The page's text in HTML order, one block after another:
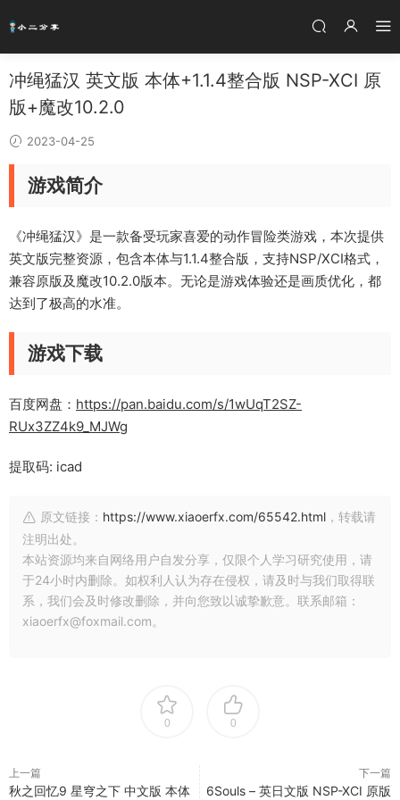
冲绳猛汉 英文版 本体+1.1.4整合版 NSP-XCI 原
版+魔改10.2.0
2023-04-25
游戏简介
《冲绳猛汉》是一款备受玩家喜爱的动作冒险类游戏，本次提供
英文版完整资源，包含本体与1.1.4整合版，支持NSP/XCI格式，
兼容原版及魔改10.2.0版本。无论是游戏体验还是画质优化，都
达到了极高的水准。
游戏下载
百度网盘： https://pan.baidu.com/s/1wUqT2SZ-
RUx3ZZ4k9_MJWg
提取码: icad
原文链接： https://www.xiaoerfx.com/65542.html ，转载请
注明出处。
本站资源均来自网络用户自发分享，仅限个人学习研究使用，请
于24小时内删除。如权利人认为存在侵权，请及时与我们取得联
系，我们会及时修改删除，并向您致以诚挚歉意。联系邮箱：
xiaoerfx@foxmail.com。
0 0
上一篇
秋之回忆9 星穹之下 中文版 本体
下一篇
6Souls – 英日文版 NSP-XCI 原版